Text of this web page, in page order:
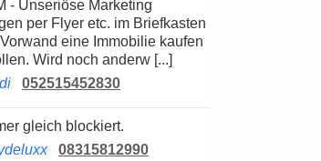
per Flyer etc. im Briefkasten
eine Immobilie kaufen
Wird noch anderw [...]
052515452830
gleich blockiert.
08315812990